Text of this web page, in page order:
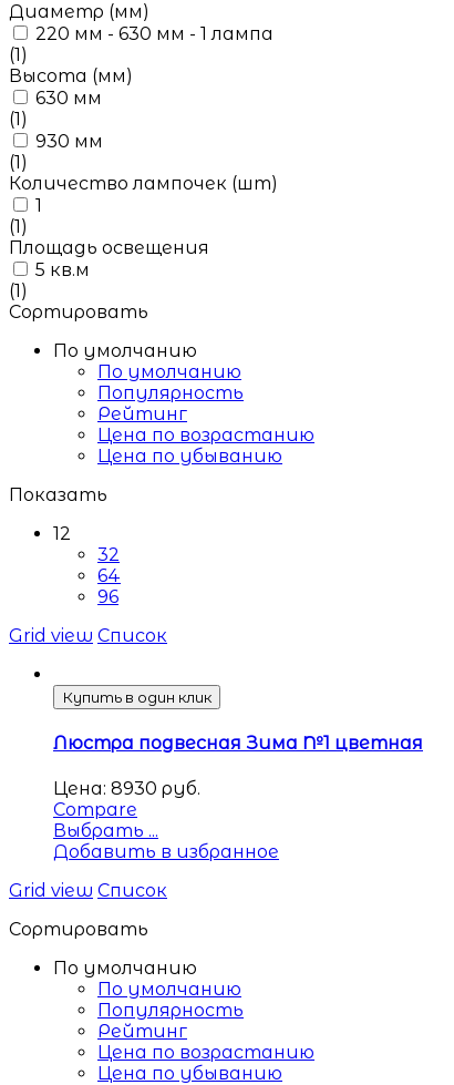
Диаметр (мм)
220 мм - 630 мм - 1 лампа
(1)
Высота (мм)
630 мм
(1)
930 мм
(1)
Количество лампочек (шт)
1
(1)
Площадь освещения
5 кв.м
(1)
Сортировать
По умолчанию
По умолчанию
Популярность
Рейтинг
Цена по возрастанию
Цена по убыванию
Показать
12
32
64
96
Grid view Список
Купить в один клик
Люстра подвесная Зима №1 цветная
Цена: 8930 руб.
Compare
Выбрать ...
Добавить в избранное
Grid view Список
Сортировать
По умолчанию
По умолчанию
Популярность
Рейтинг
Цена по возрастанию
Цена по убыванию